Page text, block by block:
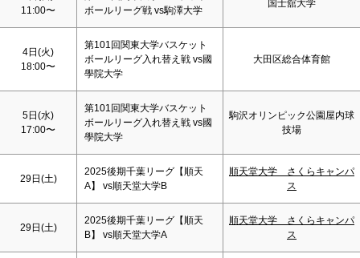
11:00〜
ボールリーグ戦 vs駒澤大学
国士舘大学
4日(火)
18:00〜
第101回関東大学バスケット
ボールリーグ入れ替え戦 vs國
學院大学
大田区総合体育館
5日(水)
17:00〜
第101回関東大学バスケット
ボールリーグ入れ替え戦 vs國
學院大学
駒沢オリンピック公園屋内球
技場
29日(土)
2025後期千葉リーグ【順天
A】 vs順天堂大学B
順天堂大学 さくらキャンパ
ス
29日(土)
2025後期千葉リーグ【順天
B】 vs順天堂大学A
順天堂大学 さくらキャンパ
ス